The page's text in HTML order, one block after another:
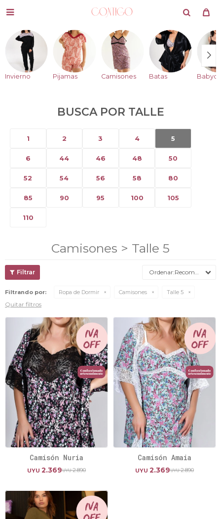

Invierno Pijamas Camisones Batas
BUSCA POR TALLE
1 2 3 4 5
6 44 46 48 50
52 54 56 58 80
85 90 95 100 105
110
Camisones > Talle 5
Recomendados
Filtrando por: Ropa de Dormir Camisones Talle 5
Quitar filtros
Camisón Nuria
UYU 2.369UYU2.890
Camisón Amaia
UYU 2.369UYU2.890